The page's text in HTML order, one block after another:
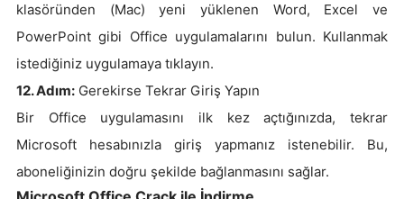
klasöründen (Mac) yeni yüklenen Word, Excel ve
PowerPoint gibi Office uygulamalarını bulun. Kullanmak
istediğiniz uygulamaya tıklayın.
12. Adım: Gerekirse Tekrar Giriş Yapın
Bir Office uygulamasını ilk kez açtığınızda, tekrar
Microsoft hesabınızla giriş yapmanız istenebilir. Bu,
aboneliğinizin doğru şekilde bağlanmasını sağlar.